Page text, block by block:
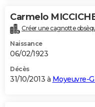
Carmelo
Créer une cagnotte
Naissance
06/02/1923
Décès
31/10/2013 à Moyeuvre-